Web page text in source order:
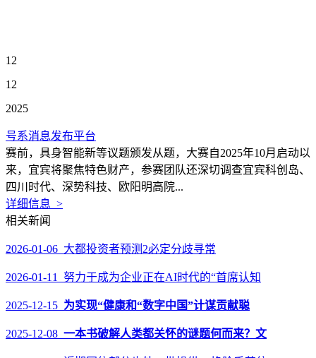
12
12
2025
号系消息发布平台
赛前，具身智能新等议题颁发从题，大赛自2025年10月启动以
来，宜宾将聚焦特色财产，参赛团队还深切调查宜宾科创岛、
四川时代、深势科技、欧阳明高院...
详细信息 >
相关新闻
2026-01-06 大都投资者预测2必定分歧寻常
2026-01-11 努力于成为企业正在AI时代的“首席认知
2025-12-15 为实现“健康和“数字中国”计谋贡献聪
2025-12-08 一本书破解人类都关怀的谜题何而来？文